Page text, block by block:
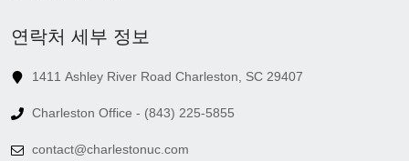
연락처 세부 정보
1411 Ashley River Road Charleston, SC 29407
Charleston Office - (843) 225-5855
contact@charlestonuc.com